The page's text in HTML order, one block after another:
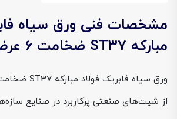
مشخصات فنی ورق سیاه
مبارکه ST37 ضخامت 6 عرض 1500×6000
از شیت‌های صنعتی پرکاربرد در صنایع